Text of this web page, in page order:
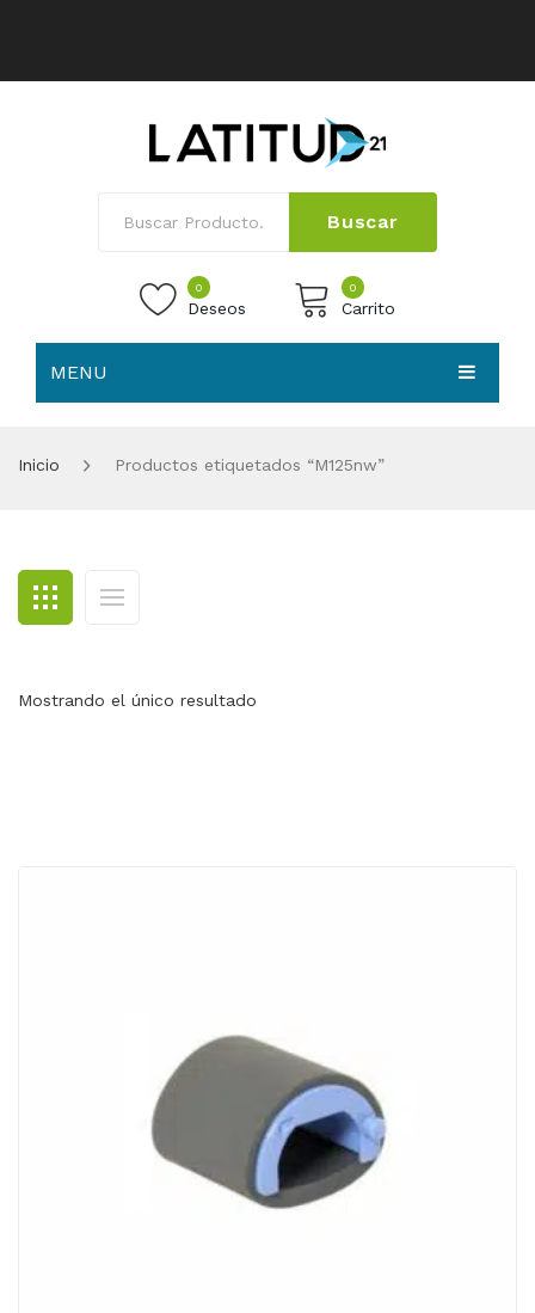
Buscar
0
Deseos
0
Carrito
MENU
BLOG
CONTACTO
Inicio Productos etiquetados “M125nw”
Mostrando el único resultado